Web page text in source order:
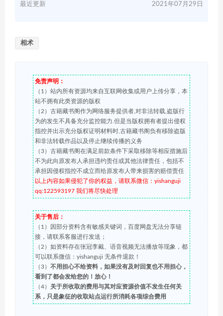
最近更新 2021年07月29日
相术
免责声明：
（1）站内所有资源均来自互联网收集或用户上传分享，本
站不拥有此类资源的版权
（2）古籍藏书阁作为网络服务提供者,对非法转载,盗版行
为的发生不具备充分监控能力.但是当版权拥有者提出侵权
指控并出示充分版权证明材料时,古籍藏书阁负有移除盗版
和非法转载作品以及停止继续传播的义务
（3）古籍藏书阁在满足前款条件下采取移除等相应措施后
不为此向原发布人承担违约责任或其他法律责任，包括不
承担因侵权指控不成立而给原发布人带来损害的赔偿责任
以上内容如果侵犯了你的权益，请联系微信：yishanguji
qq:122593197 我们将尽快处理
关于售后：
（1）因部分资料含有敏感关键词，百度网盘无法分享链
接，请联系客服进行发送；
（2）如资料存在张冠李戴、语音视频无法播放等现象，都
可以联系微信：yishanguji 无条件退款！
（3） 不用担心不给资料，如果没有及时回复也不用担心，
看到了都会发给您的！放心！
（4） 关于所收取的费用与其对应资源价值不发生任何关
系，只是象征的收取站点运行所消耗各项综合费用